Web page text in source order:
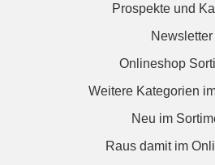
Prospekte und
Newsletter
Onlineshop
Weitere Kategorien
Neu im
Raus damit im